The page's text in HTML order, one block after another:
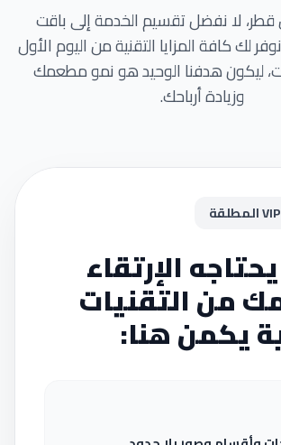
لا نفضل تقسيم الخدمة إلى باقت
لك كافة المزايا التقنية من اليوم الأول
ليكون هدفنا الوحيد هو نمو مطعمك
وزيادة أرباحك.
الإرتقاء
من التقنيات
يكمن هنا: